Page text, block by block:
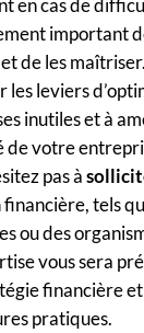
en cas de
important
de les
les leviers
inutiles et à
de votre
pas à
financière, tels
ou des
vous sera
financière
pratiques.